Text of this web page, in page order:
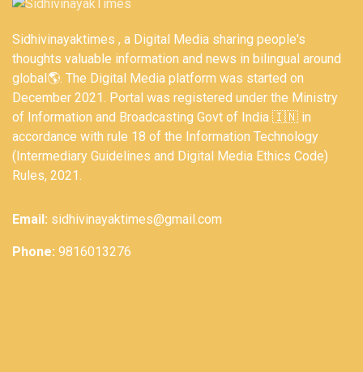
Sidhivinayaktimes , a Digital Media sharing people's
thoughts valuable information and news in bilingual around
global🌎. The Digital Media platform was started on
December 2021. Portal was registered under the Ministry
of Information and Broadcasting Govt of India 🇮🇳 in
accordance with rule 18 of the Information Technology
(Intermediary Guidelines and Digital Media Ethics Code)
Rules, 2021.
Email: sidhivinayaktimes@gmail.com
Phone: 9816013276